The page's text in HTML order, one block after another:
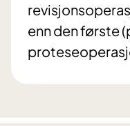
enn den første